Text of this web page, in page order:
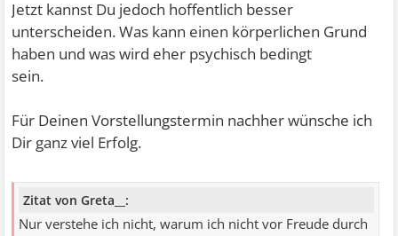
Jetzt kannst Du jedoch hoffentlich besser
unterscheiden. Was kann einen körperlichen Grund
haben und was wird eher psychisch bedingt
sein.
Für Deinen Vorstellungstermin nachher wünsche ich
Dir ganz viel Erfolg.
Zitat von Greta__:
Nur verstehe ich nicht, warum ich nicht vor Freude durch